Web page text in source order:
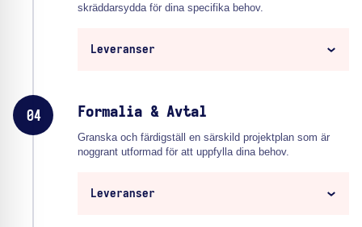
skräddarsydda för dina specifika behov.
Leveranser
04 Formalia & Avtal
Granska och färdigställ en särskild projektplan som är
noggrant utformad för att uppfylla dina behov.
Leveranser